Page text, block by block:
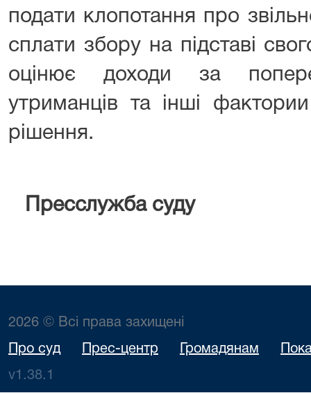
подати клопотання про
сплати збору на підставі
оцінює доходи за
утриманців та інші
рішення.
Пресслужба суду
2026 © Всі права захищені
Про суд Прес-центр Громадянам
v1.38.1